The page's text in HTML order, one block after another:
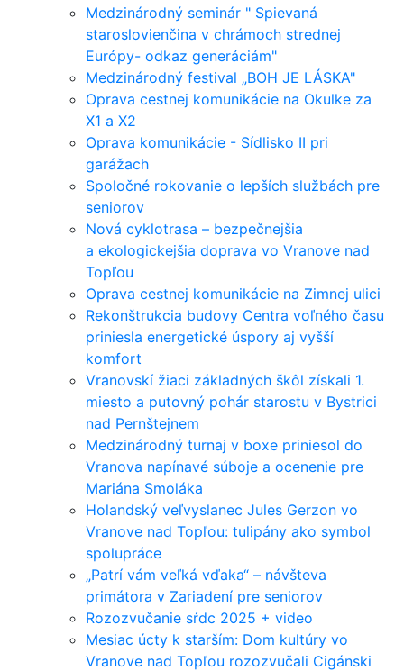
Medzinárodný seminár " Spievaná
staroslovienčina v chrámoch strednej
Európy- odkaz generáciám"
Medzinárodný festival „BOH JE LÁSKA"
Oprava cestnej komunikácie na Okulke za
X1 a X2
Oprava komunikácie - Sídlisko II pri
garážach
Spoločné rokovanie o lepších službách pre
seniorov
Nová cyklotrasa – bezpečnejšia
a ekologickejšia doprava vo Vranove nad
Topľou
Oprava cestnej komunikácie na Zimnej ulici
Rekonštrukcia budovy Centra voľného času
priniesla energetické úspory aj vyšší
komfort
Vranovskí žiaci základných škôl získali 1.
miesto a putovný pohár starostu v Bystrici
nad Pernštejnem
Medzinárodný turnaj v boxe priniesol do
Vranova napínavé súboje a ocenenie pre
Mariána Smoláka
Holandský veľvyslanec Jules Gerzon vo
Vranove nad Topľou: tulipány ako symbol
spolupráce
„Patrí vám veľká vďaka“ – návšteva
primátora v Zariadení pre seniorov
Rozozvučanie sŕdc 2025 + video
Mesiac úcty k starším: Dom kultúry vo
Vranove nad Topľou rozozvučali Cigánski